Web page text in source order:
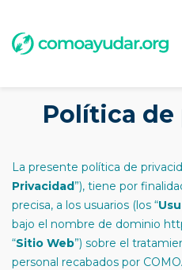
Política
La presente política de
Privacidad”), tiene por
precisa, a los usuarios (los “
bajo el nombre de dominio
“Sitio Web”) sobre el
personal recabados por